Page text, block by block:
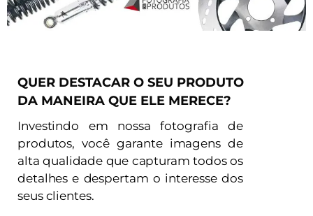
QUER DESTACAR O SEU PRODUTO
DA MANEIRA QUE ELE MERECE?
Investindo em nossa fotografia de
produtos, você garante imagens de
alta qualidade que capturam todos os
detalhes e despertam o interesse dos
seus clientes.